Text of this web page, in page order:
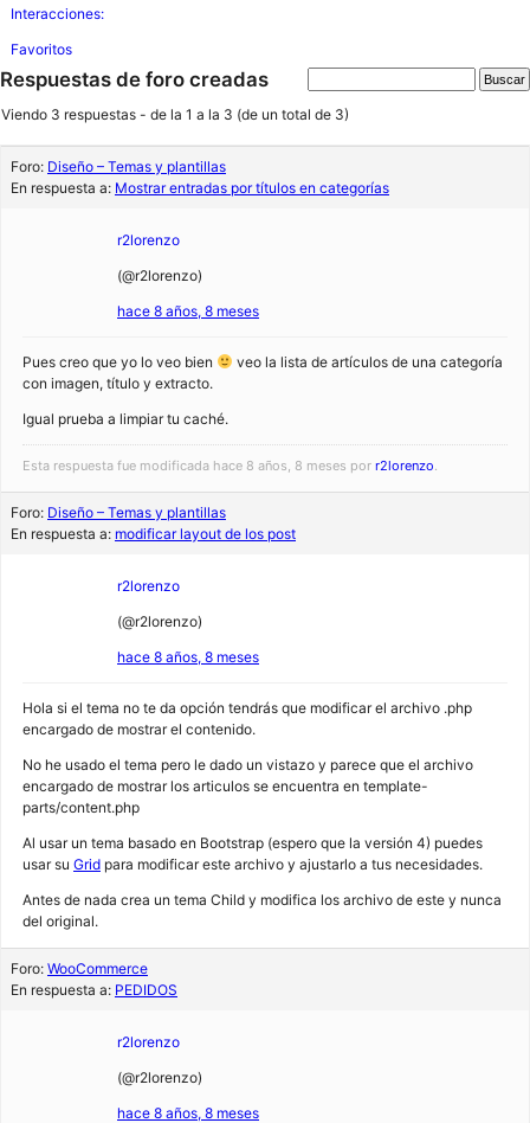
Interacciones:
Favoritos
Respuestas de foro creadas
Viendo 3 respuestas - de la 1 a la 3 (de un total de 3)
Foro: Diseño – Temas y plantillas
En respuesta a: Mostrar entradas por títulos en categorías
r2lorenzo
(@r2lorenzo)
hace 8 años, 8 meses
Pues creo que yo lo veo bien
veo la lista de artículos de una categoría
con imagen, título y extracto.
Igual prueba a limpiar tu caché.
Esta respuesta fue modificada hace 8 años, 8 meses por r2lorenzo.
Foro: Diseño – Temas y plantillas
En respuesta a: modificar layout de los post
r2lorenzo
(@r2lorenzo)
hace 8 años, 8 meses
Hola si el tema no te da opción tendrás que modificar el archivo .php
encargado de mostrar el contenido.
No he usado el tema pero le dado un vistazo y parece que el archivo
encargado de mostrar los articulos se encuentra en template-
parts/content.php
Al usar un tema basado en Bootstrap (espero que la versión 4) puedes
usar su Grid para modificar este archivo y ajustarlo a tus necesidades.
Antes de nada crea un tema Child y modifica los archivo de este y nunca
del original.
Foro: WooCommerce
En respuesta a: PEDIDOS
r2lorenzo
(@r2lorenzo)
hace 8 años, 8 meses